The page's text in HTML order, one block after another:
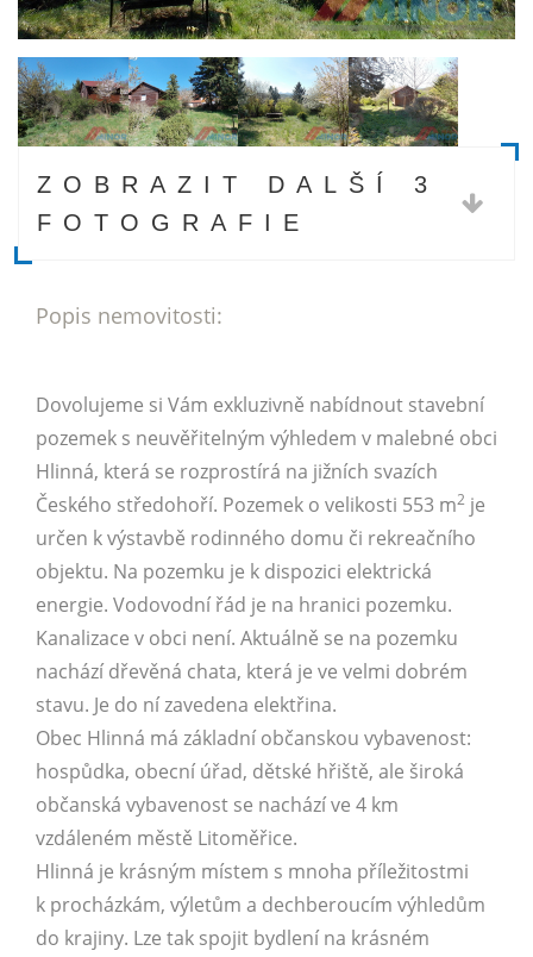
ZOBRAZIT DALŠÍ 3
FOTOGRAFIE
Popis nemovitosti:
Dovolujeme si Vám exkluzivně nabídnout stavební
pozemek s neuvěřitelným výhledem v malebné obci
Hlinná, která se rozprostírá na jižních svazích
Českého středohoří. Pozemek o velikosti 553 m2 je
určen k výstavbě rodinného domu či rekreačního
objektu. Na pozemku je k dispozici elektrická
energie. Vodovodní řád je na hranici pozemku.
Kanalizace v obci není. Aktuálně se na pozemku
nachází dřevěná chata, která je ve velmi dobrém
stavu. Je do ní zavedena elektřina.
Obec Hlinná má základní občanskou vybavenost:
hospůdka, obecní úřad, dětské hřiště, ale široká
občanská vybavenost se nachází ve 4 km
vzdáleném městě Litoměřice.
Hlinná je krásným místem s mnoha příležitostmi
k procházkám, výletům a dechberoucím výhledům
do krajiny. Lze tak spojit bydlení na krásném